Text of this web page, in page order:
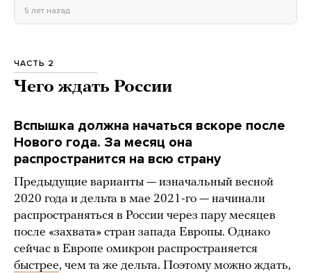
5 лет назад
ЧАСТЬ 2
Чего ждать России
Вспышка должна начаться вскоре после
Нового года. За месяц она
распространится на всю страну
Предыдущие варианты — изначальный весной
2020 года и дельта в мае 2021-го — начинали
распространяться в России через пару месяцев
после «захвата» стран запада Европы. Однако
сейчас в Европе омикрон распространяется
быстрее, чем та же дельта. Поэтому можно ждать,